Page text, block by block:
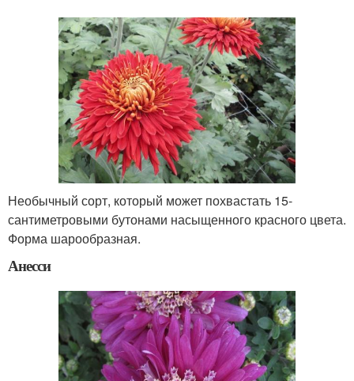
Необычный сорт, который может похвастать 15-
сантиметровыми бутонами насыщенного красного цвета.
Форма шарообразная.
Анесси